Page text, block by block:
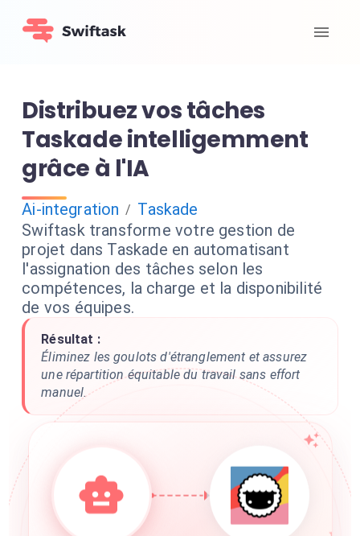
Distribuez vos tâches
Taskade intelligemment
grâce à l'IA
Ai-integration / Taskade
Swiftask transforme votre gestion de
projet dans Taskade en automatisant
l'assignation des tâches selon les
compétences, la charge et la disponibilité
de vos équipes.
Résultat :
Éliminez les goulots d'étranglement et assurez
une répartition équitable du travail sans effort
manuel.